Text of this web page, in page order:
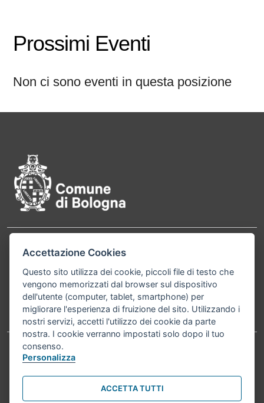
Prossimi Eventi
Non ci sono eventi in questa posizione
Contatti
Comune di Bologna, Piazza Maggiore, 6 - 40124
Bologna P.Iva 01232710374 Cod. IBAN: IT 88 R
02008 02435 000020067156
Telefono:051203040
Accessibilità Carta dei valori
Informativa sul trattamento dei dati personali Note legali
Accettazione Cookies
Questo sito utilizza dei cookie, piccoli file di testo che
vengono memorizzati dal browser sul dispositivo
dell'utente (computer, tablet, smartphone) per
migliorare l'esperienza di fruizione del sito. Utilizzando i
nostri servizi, accetti l'utilizzo dei cookie da parte
nostra. I cookie verranno impostati solo dopo il tuo
consenso.
Personalizza
ACCETTA TUTTI